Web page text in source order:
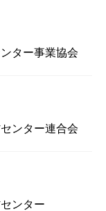
ター事業協会
ンター連合会
ンター